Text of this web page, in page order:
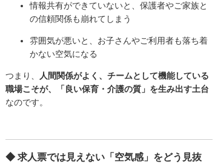
情報共有ができていないと、保護者やご家族と
の信頼関係も崩れてしまう
雰囲気が悪いと、お子さんやご利用者も落ち着
かない空気になる
つまり、
人間関係がよく、チームとして機能している
職場こそが、「良い保育・介護の質」を生み出す土台
なのです。
◆ 求人票では見えない「空気感」をどう見抜